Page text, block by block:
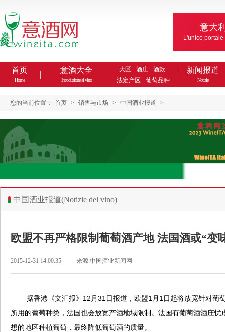
意大
L'unico
首页
Home
意酒大全
Introduzione al vino
大区 酒庄
酒款
法定产区
葡萄品种
新闻报道
Notizie
您的当前位置： 首页 > 销售与市场 > 中国酒业报道 >
中国酒业报道(Notizie del vino)
欧盟不再严格限制葡萄酒产地 法国酒或“变
2015-12-31 14:00:35 来源:中国酒业新闻网
据香港《文汇报》12月31日报道，欧盟1月1日起将放宽针对葡
所用的葡萄种类，法国也会放宽产酒地域限制。法国有葡萄酒酒庄忧
想的地区种植葡萄，最终降低葡萄酒的质量。